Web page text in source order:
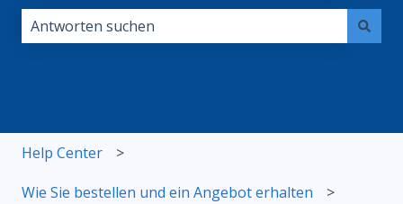
Help Center
Wie Sie bestellen und ein Angebot erhalten